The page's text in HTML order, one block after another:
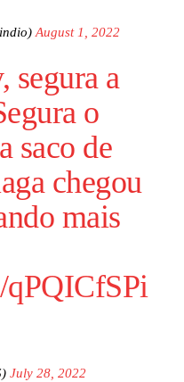
August 1, 2022
segura a
o
saco de
chegou
mais
July 28, 2022